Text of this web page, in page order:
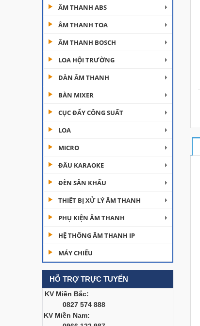
ÂM THANH ABS
ÂM THANH TOA
ÂM THANH BOSCH
LOA HỘI TRƯỜNG
DÀN ÂM THANH
BÀN MIXER
CỤC ĐẨY CÔNG SUẤT
LOA
MICRO
ĐẦU KARAOKE
ĐÈN SÂN KHẤU
THIẾT BỊ XỬ LÝ ÂM THANH
PHỤ KIỆN ÂM THANH
HỆ THỐNG ÂM THANH IP
MÁY CHIẾU
HỖ TRỢ TRỰC TUYẾN
KV Miền Bắc:
0827 574 888
KV Miền Nam:
Liên hệ
Cục đẩy công suất
Dàn âm thanh hội
trường...
Bàn Mixer
Allen&Heath...
Liên hệ